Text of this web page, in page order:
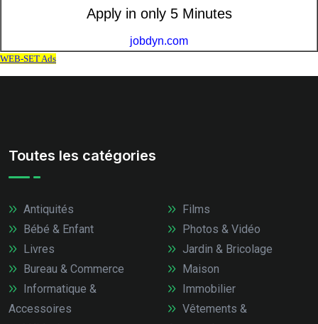
Toutes les catégories
Antiquités
Bébé & Enfant
Livres
Bureau & Commerce
Informatique &
Accessoires
Films
Photos & Vidéo
Jardin & Bricolage
Maison
Immobilier
Vêtements &